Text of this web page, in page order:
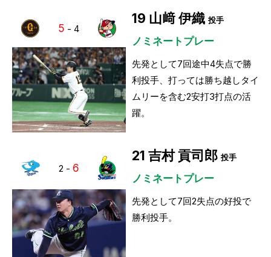
5 - 4
19 山﨑 伊織 投手
ノミネートプレー
先発として7回途中4失点で勝
利投手、打っては勝ち越しタイ
ムリーを含む2安打3打点の活
躍。
2 - 6
21 吉村 貢司郎 投手
ノミネートプレー
先発として7回2失点の好投で
勝利投手。